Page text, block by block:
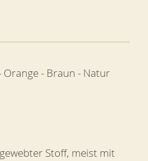
Orange - Braun - Natur
Stoff, meist mit